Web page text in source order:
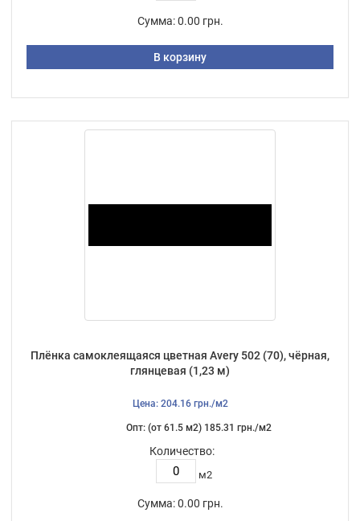
Сумма: 0.00 грн.
В корзину
Плёнка самоклеящаяся цветная Avery 502 (70), чёрная,
глянцевая (1,23 м)
Цена: 204.16 грн./м2
Опт: (от 61.5 м2) 185.31 грн./м2
Количество:
м2
Сумма: 0.00 грн.